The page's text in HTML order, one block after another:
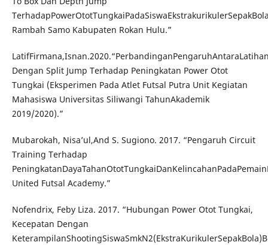
Rambah Samo Kabupaten Rokan Hulu.”
Dengan Split Jump Terhadap Peningkatan Power Otot
Tungkai (Eksperimen Pada Atlet Futsal Putra Unit Kegiatan
Mahasiswa Universitas Siliwangi TahunAkademik
2019/2020).”
Mubarokah, Nisa’ul,And S. Sugiono. 2017. “Pengaruh Circuit
Training Terhadap
United Futsal Academy.”
Nofendrix, Feby Liza. 2017. “Hubungan Power Otot Tungkai,
Kecepatan Dengan